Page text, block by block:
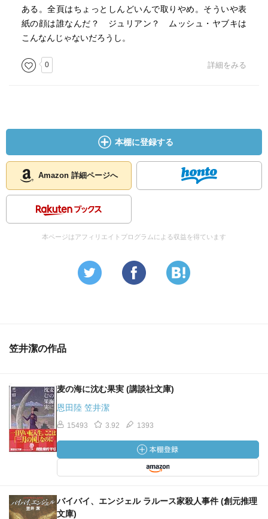
ある。全頁はちょっとしんどいんで取りやめ。そういや表
紙の顔は誰なんだ？ ジュリアン？ ムッシュ・ヤブキは
こんなんじゃないだろうし。
0 詳細をみる
本棚に登録する
Amazon 詳細ページへ
本ページはアフィリエイトプログラムによる収益を得ています
笠井潔の作品
麦の海に沈む果実 (講談社文庫)
恩田陸 笠井潔
15493 3.92 1393
バイバイ、エンジェル ラルース家殺人事件 (創元推理
文庫)